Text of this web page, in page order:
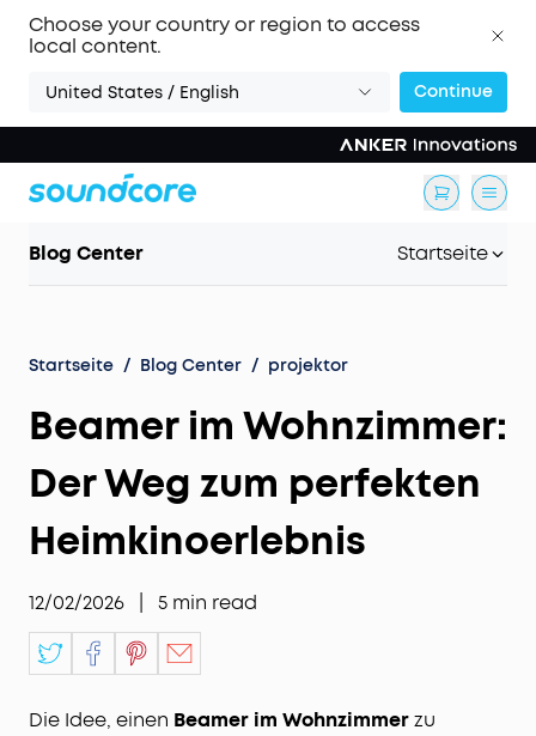
Choose your country or region to access
local content.
United States / English Continue
Blog Center Startseite
Startseite / Blog Center / projektor
Beamer im Wohnzimmer:
Der Weg zum perfekten
Heimkinoerlebnis
12/02/2026 5 min read
Die Idee, einen Beamer im Wohnzimmerzu